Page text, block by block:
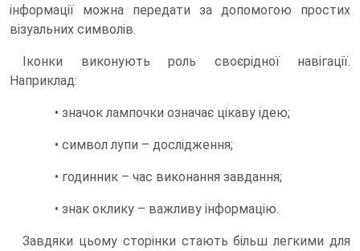
інформації можна передати за допомогою простих
візуальних символів.
Іконки виконують роль своєрідної навігації.
Наприклад:
• значок лампочки означає цікаву ідею;
• символ лупи – дослідження;
• годинник – час виконання завдання;
• знак оклику – важливу інформацію.
Завдяки цьому сторінки стають більш легкими для